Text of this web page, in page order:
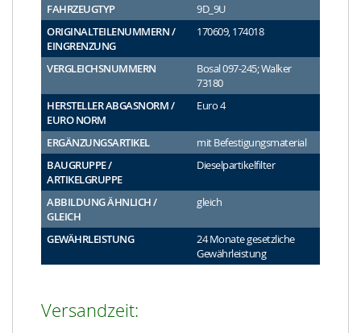
FAHRZEUGTYP
9D_9U
ORIGINALTEILENUMMERN /
EINGRENZUNG
170609, 174018
VERGLEICHSNUMMERN
Bosal 097-245; Walker
73180
HERSTELLER ABGASNORM /
EURO NORM
Euro 4
ERGÄNZUNGSARTIKEL
mit Befestigungsmaterial
BAUGRUPPE /
ARTIKELGRUPPE
Dieselpartikelfilter
ABBILDUNG ÄHNLICH /
GLEICH
gleich
GEWÄHRLEISTUNG
24 Monate gesetzliche
Gewährleistung
Versandzeit: